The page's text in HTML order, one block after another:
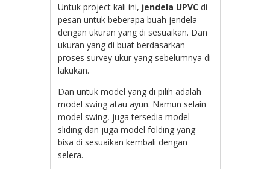
Untuk project kali ini, jendela UPVC di
pesan untuk beberapa buah jendela
dengan ukuran yang di sesuaikan. Dan
ukuran yang di buat berdasarkan
proses survey ukur yang sebelumnya di
lakukan.
Dan untuk model yang di pilih adalah
model swing atau ayun. Namun selain
model swing, juga tersedia model
sliding dan juga model folding yang
bisa di sesuaikan kembali dengan
selera.